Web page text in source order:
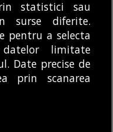
București.
by TRS Design.
Cookie
Policy (EU)
Cookie
Policy
statistici sau
surse diferite.
pentru a selecta
limitate
Date precise de
prin scanarea